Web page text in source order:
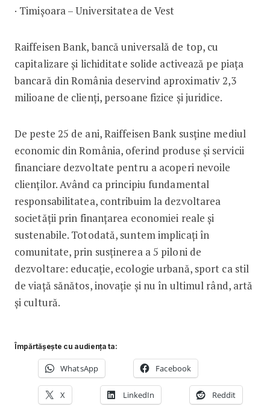
· Timișoara – Universitatea de Vest
Raiffeisen Bank, bancă universală de top, cu
capitalizare și lichiditate solide activează pe piața
bancară din România deservind aproximativ 2,3
milioane de clienți, persoane fizice și juridice.
De peste 25 de ani, Raiffeisen Bank susține mediul
economic din România, oferind produse și servicii
financiare dezvoltate pentru a acoperi nevoile
clienților. Având ca principiu fundamental
responsabilitatea, contribuim la dezvoltarea
societății prin finanțarea economiei reale și
sustenabile. Totodată, suntem implicați în
comunitate, prin susținerea a 5 piloni de
dezvoltare: educație, ecologie urbană, sport ca stil
de viață sănătos, inovație și nu în ultimul rând, artă
și cultură.
Împărtășește cu audiența ta:
WhatsApp Facebook
X LinkedIn Reddit